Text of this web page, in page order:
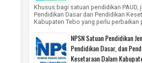
Khusus bagi satuan pendidikan PAUD,
Pendidikan Dasar dan Pendidikan
Kabupaten Tebo yang perlu perbaikan
NPSN Satuan Pendidikan
Pendidikan Dasar, dan
Kesetaraan Dalam